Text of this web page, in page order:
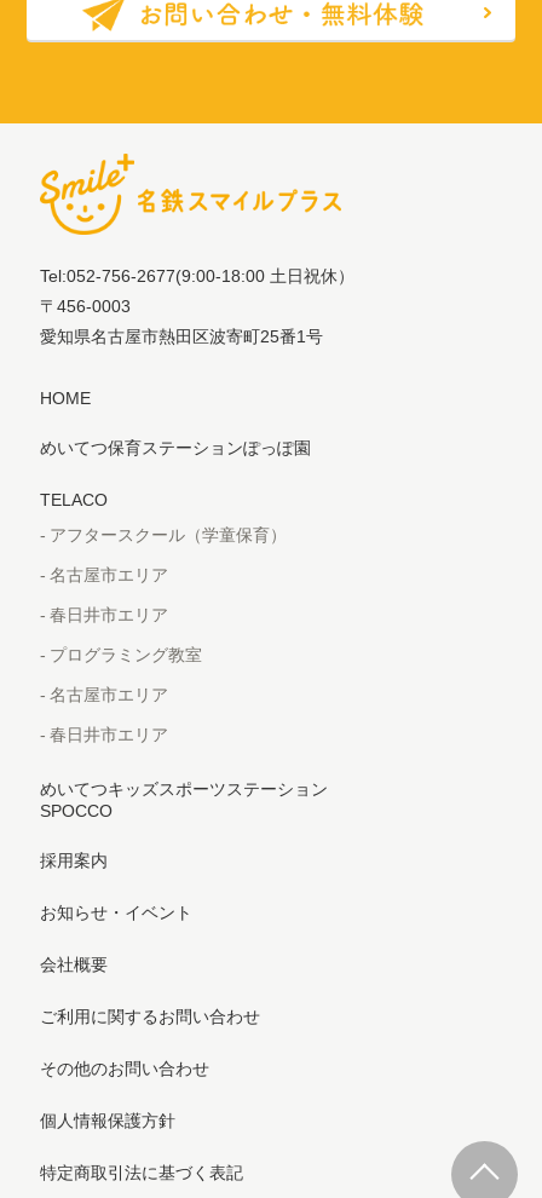
Tel:052-756-2677(9:00-18:00 土日祝休）
〒456-0003
愛知県名古屋市熱田区波寄町25番1号
HOME
めいてつ保育ステーションぽっぽ園
TELACO
アフタースクール（学童保育）
名古屋市エリア
春日井市エリア
プログラミング教室
名古屋市エリア
春日井市エリア
めいてつキッズスポーツステーション
SPOCCO
採用案内
お知らせ・イベント
会社概要
ご利用に関するお問い合わせ
その他のお問い合わせ
個人情報保護方針
特定商取引法に基づく表記